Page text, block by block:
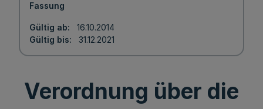
Fassung
Gültig ab
16.10.2014
Gültig bis
31.12.2021
Verordnung über die